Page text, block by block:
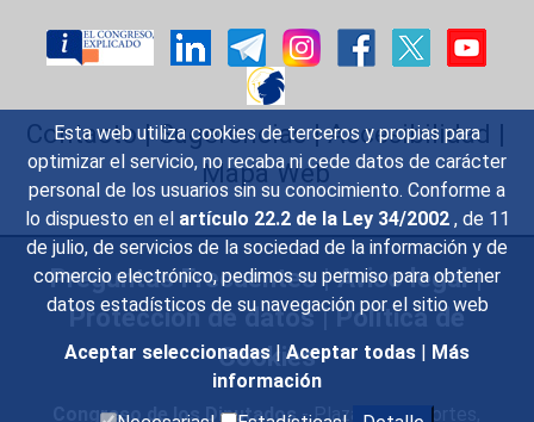
Esta web utiliza cookies de terceros y propias para
optimizar el servicio, no recaba ni cede datos de carácter
personal de los usuarios sin su conocimiento. Conforme a
lo dispuesto en el artículo 22.2 de la Ley 34/2002 , de 11
de julio, de servicios de la sociedad de la información y de
comercio electrónico, pedimos su permiso para obtener
datos estadísticos de su navegación por el sitio web
Aceptar seleccionadas | Aceptar todas | Más
información
Contacto|Sugerencias|Accesibilidad |
Mapa Web
Preguntas Frecuentes|Aviso legal|
Protección de datos|Política de
Cookies
Congreso de los Diputados- Plaza de las Cortes,